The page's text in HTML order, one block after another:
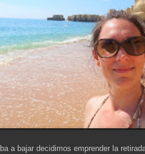
a bajar decidimos emprender la